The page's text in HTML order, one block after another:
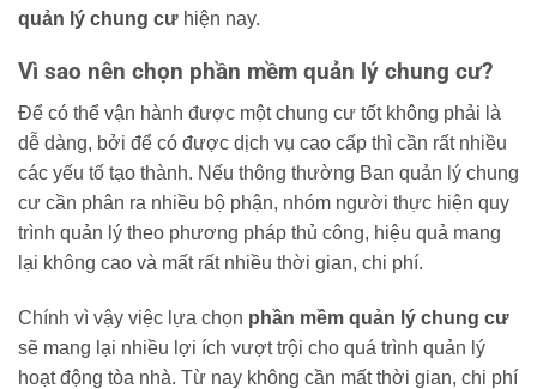
quản lý chung cư hiện nay.
Vì sao nên chọn phần mềm quản lý chung cư?
Để có thể vận hành được một chung cư tốt không phải là
dễ dàng, bởi để có được dịch vụ cao cấp thì cần rất nhiều
các yếu tố tạo thành. Nếu thông thường Ban quản lý chung
cư cần phân ra nhiều bộ phận, nhóm người thực hiện quy
trình quản lý theo phương pháp thủ công, hiệu quả mang
lại không cao và mất rất nhiều thời gian, chi phí.
Chính vì vậy việc lựa chọn phần mềm quản lý chung cư
sẽ mang lại nhiều lợi ích vượt trội cho quá trình quản lý
hoạt động tòa nhà. Từ nay không cần mất thời gian, chi phí